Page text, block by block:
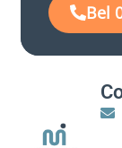
Bel